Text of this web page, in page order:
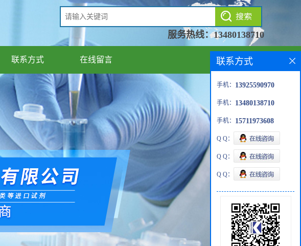
服务热线：13480138710
联系方式 在线留言 联系方式
手机： 13925590970
手机： 13480138710
手机： 15711973608
Q Q：
Q Q：
Q Q：